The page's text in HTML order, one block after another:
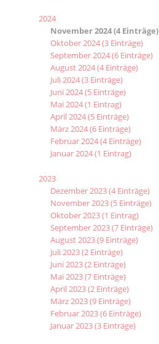
2024
November 2024 (4 Einträge)
Oktober 2024 (3 Einträge)
September 2024 (6 Einträge)
August 2024 (4 Einträge)
Juli 2024 (3 Einträge)
Juni 2024 (5 Einträge)
Mai 2024 (1 Eintrag)
April 2024 (5 Einträge)
März 2024 (6 Einträge)
Februar 2024 (4 Einträge)
Januar 2024 (1 Eintrag)
2023
Dezember 2023 (4 Einträge)
November 2023 (5 Einträge)
Oktober 2023 (1 Eintrag)
September 2023 (7 Einträge)
August 2023 (9 Einträge)
Juli 2023 (2 Einträge)
Juni 2023 (2 Einträge)
Mai 2023 (7 Einträge)
April 2023 (2 Einträge)
März 2023 (9 Einträge)
Februar 2023 (6 Einträge)
Januar 2023 (3 Einträge)